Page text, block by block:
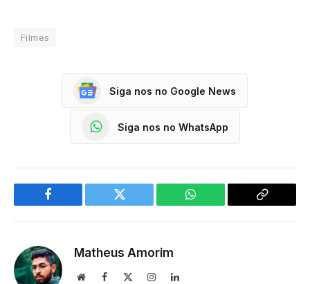
Filmes
Siga nos no Google News
Siga nos no WhatsApp
Facebook Twitter WhatsApp
Copy
Matheus Amorim
WebsiteFacebook InstagramLinkedIn